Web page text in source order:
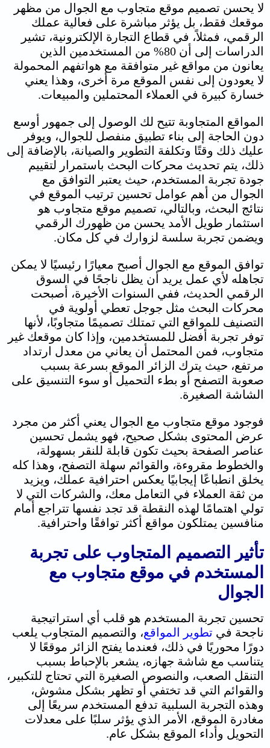
لا يحسن تصميم موقع متجاوب مع الجوال من مظهر
موقعك فقط، بل يؤثر مباشرة على فعالية عملك
الرقمي، فمثلاً، في قطاع التجارة الإلكترونية، تشير
الدراسات إلى أن 80% من المستخدمين الذين
يعانون من مواقع غير متوافقة مع هواتفهم المحمولة
لا يعودون إلى نفس الموقع مرة أخرى، وهذا يعني
خسارة كبيرة في العملاء المحتملين والمبيعات.
المواقع المتجاوبة تتيح لك الوصول إلى جمهور أوسع
دون الحاجة إلى بناء تطبيق منفصل للجوال، ويوفر
عليك ذلك وقتًا وتكلفة التطوير والصيانة، بالإضافة إلى
ذلك، يتم تحديث محركات البحث باستمرار لتقييم
جودة تجربة المستخدم، حيث يعتبر التوافق مع
الجوال من أهم عوامل تحسين ترتيب الموقع في
نتائج البحث، وبالتالي، تصميم موقع متجاوب هو
استثمار طويل الأمد يحسن من ظهورك الرقمي
ويضمن تجربة سلسة لزوارك في كل مكان.
توافق الموقع مع الجوال أصبح معيارًا رئيسيًا لا يمكن
تجاهله لأي عمل يريد أن يظل ناجحًا في السوق
الرقمي الحديث، ففي السنوات الأخيرة، أصبحت
محركات البحث مثل جوجل تعطي أولوية في
التصنيف للمواقع التي تمتلك تصميمًا متجاوبًا، لأنها
توفر تجربة أفضل للمستخدمين، وإذا كان موقعك غير
متجاوب، فمن المحتمل أن يعاني من معدل ارتداد
مرتفع، حيث يترك الزائر الموقع بسرعة بسبب
صعوبة التصفح أو بطء التحميل أو سوء التنسيق على
الشاشة الصغيرة.
فوجود موقع متجاوب مع الجوال يعني أكثر من مجرد
عرض المحتوى بشكل صحيح، فهو يشمل تحسين
عناصر الصفحة بحيث تكون قابلة للنقر بسهولة،
والخطوط مقروءة، والقوائم سهلة التصفح، وهذا كله
يخلق انطباعًا إيجابيًا يعكس احترافية عملك، ويزيد
من ثقة العملاء في التعامل معك، والشركات التي لا
تولي اهتمامًا لهذه النقطة قد تجد نفسها تتراجع أمام
منافسين يمتلكون مواقع أكثر توافقًا واحترافية.
تأثير التصميم المتجاوب على تجربة
المستخدم في موقع متجاوب مع
الجوال
تحسين تجربة المستخدم هو قلب أي استراتيجية
ناجحة في تطوير المواقع، والتصميم المتجاوب يلعب
دورًا محوريًا في ذلك، فعندما يفتح الزائر موقعًا لا
يتناسب مع شاشة جهازه، يشعر بالإحباط بسبب
التنقل الصعب، والنصوص الصغيرة التي تحتاج للتكبير،
والقوائم التي قد تختفي أو تظهر بشكل مشوش،
وهذه التجربة السلبية تدفع المستخدم سريعًا إلى
مغادرة الموقع، الأمر الذي يؤثر سلبًا على معدلات
التحويل وأداء الموقع بشكل عام.